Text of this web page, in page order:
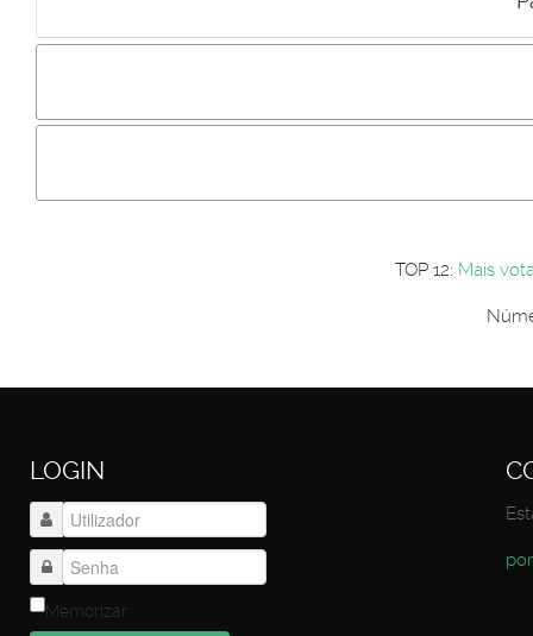
Incluir imagem :
Os
Primeiro autentique-se...
TOP 12: Mais
LOGIN
Memorizar